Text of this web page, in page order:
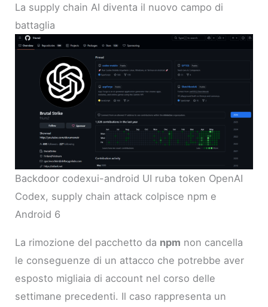
La supply chain AI diventa il nuovo campo di
battaglia
Backdoor codexui-android UI ruba token OpenAI
Codex, supply chain attack colpisce npm e
Android 6
La rimozione del pacchetto da npm non cancella
le conseguenze di un attacco che potrebbe aver
esposto migliaia di account nel corso delle
settimane precedenti. Il caso rappresenta un